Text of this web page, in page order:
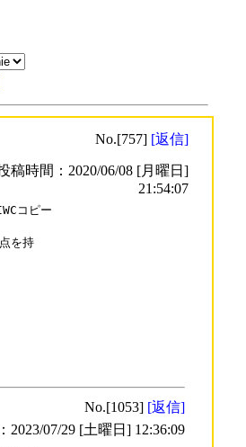
No.[757] [返信]
稿時間：2020/06/08 [月曜日]
21:54:07
コピー
を持
No.[1053] [返信]
2023/07/29 [土曜日] 12:36:09